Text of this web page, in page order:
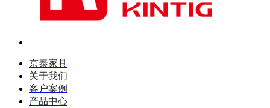
京泰家具
关于我们
客户案例
产品中心